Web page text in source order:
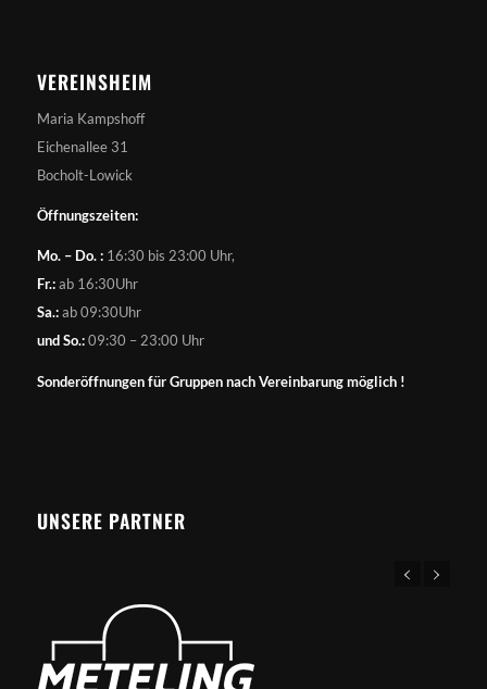
VEREINSHEIM
Maria Kampshoff
Eichenallee 31
Bocholt-Lowick
Öffnungszeiten:
Mo. – Do. :16:30 bis 23:00 Uhr,
Fr.:ab 16:30Uhr
Sa.:ab 09:30Uhr
und So.:09:30 – 23:00 Uhr
Sonderöffnungen für Gruppen nach Vereinbarung möglich !
UNSERE PARTNER